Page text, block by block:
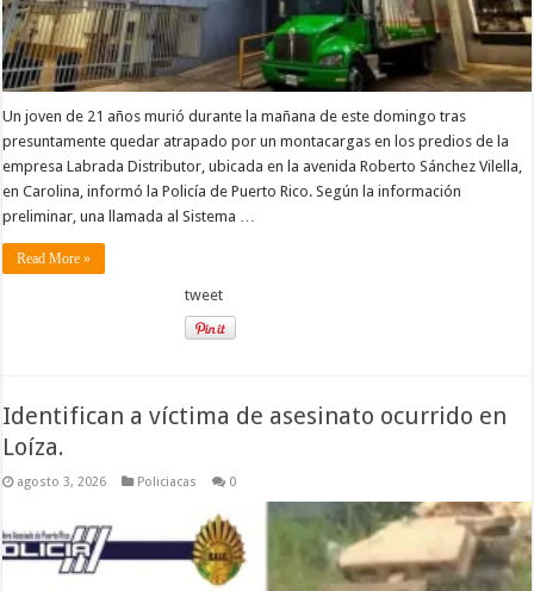
Un joven de 21 años murió durante la mañana de este domingo tras
presuntamente quedar atrapado por un montacargas en los predios de la
empresa Labrada Distributor, ubicada en la avenida Roberto Sánchez Vilella,
en Carolina, informó la Policía de Puerto Rico. Según la información
preliminar, una llamada al Sistema …
Read More »
tweet
Identifican a víctima de asesinato ocurrido en
Loíza.
agosto 3, 2026 Policiacas 0